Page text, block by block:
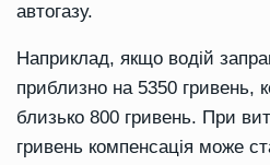
автогазу.
Наприклад, якщо водій
приблизно на 5350 гривень,
близько 800 гривень. При
гривень компенсація може